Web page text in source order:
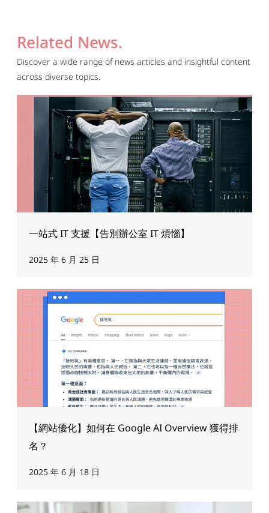
Related News.
Discover a wide range of news articles and insightful content
across diverse topics.
一站式 IT 支援【告別辦公室 IT 煩惱】
2025 年 6 月 25 日
【網站優化】如何在 Google AI Overview 獲得排
名？
2025 年 6 月 18 日